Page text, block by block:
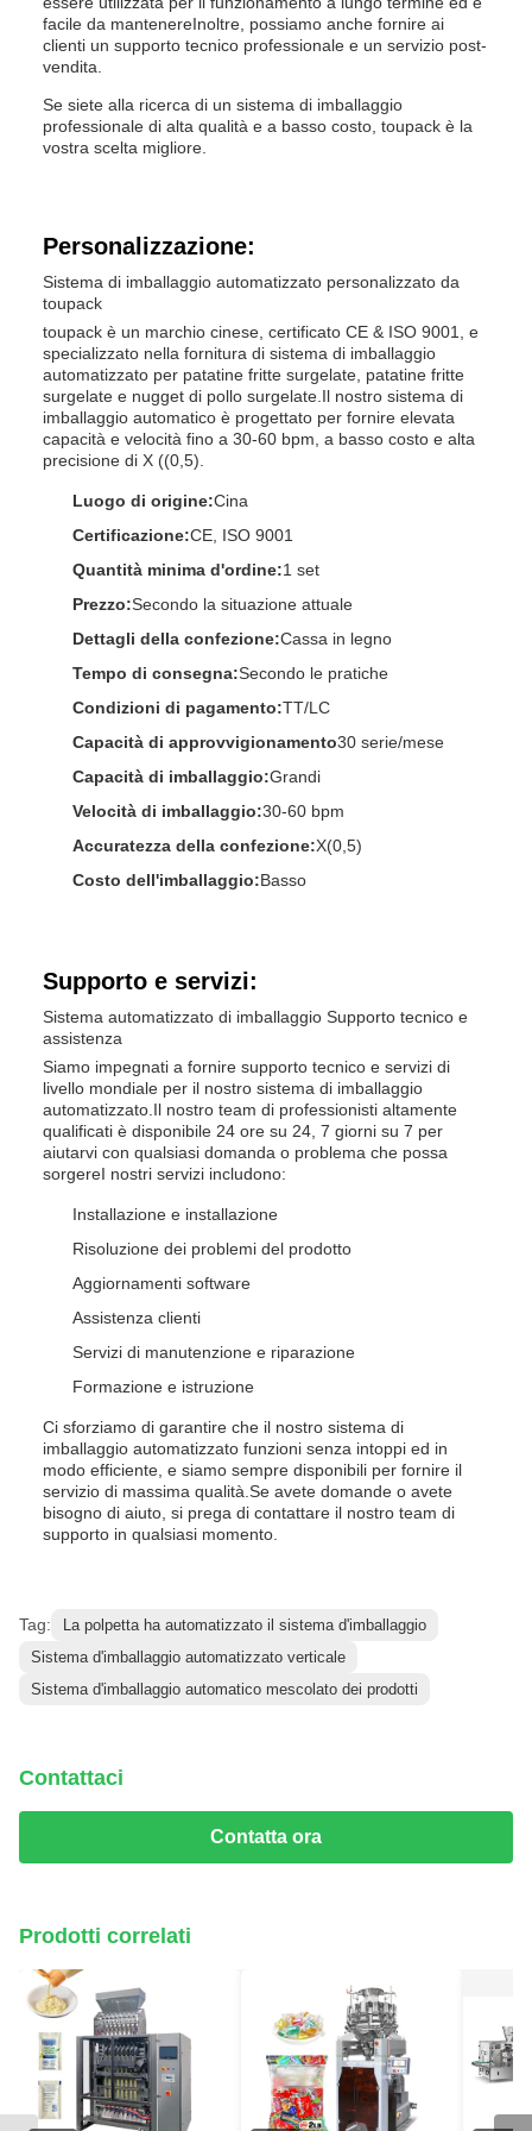
facile da mantenereInoltre, possiamo anche fornire ai
clienti un supporto tecnico professionale e un servizio post-
vendita.
Se siete alla ricerca di un sistema di imballaggio
professionale di alta qualità e a basso costo, toupack è la
vostra scelta migliore.
Personalizzazione:
Sistema di imballaggio automatizzato personalizzato da
toupack
toupack è un marchio cinese, certificato CE & ISO 9001, e
specializzato nella fornitura di sistema di imballaggio
automatizzato per patatine fritte surgelate, patatine fritte
surgelate e nugget di pollo surgelate.Il nostro sistema di
imballaggio automatico è progettato per fornire elevata
capacità e velocità fino a 30-60 bpm, a basso costo e alta
precisione di X ((0,5).
Luogo di origine:Cina
Certificazione:CE, ISO 9001
Quantità minima d'ordine:1 set
Prezzo:Secondo la situazione attuale
Dettagli della confezione:Cassa in legno
Tempo di consegna:Secondo le pratiche
Condizioni di pagamento:TT/LC
Capacità di approvvigionamento30 serie/mese
Capacità di imballaggio:Grandi
Velocità di imballaggio:30-60 bpm
Accuratezza della confezione:X(0,5)
Costo dell'imballaggio:Basso
Supporto e servizi:
Sistema automatizzato di imballaggio Supporto tecnico e
assistenza
Siamo impegnati a fornire supporto tecnico e servizi di
livello mondiale per il nostro sistema di imballaggio
automatizzato.Il nostro team di professionisti altamente
qualificati è disponibile 24 ore su 24, 7 giorni su 7 per
aiutarvi con qualsiasi domanda o problema che possa
sorgereI nostri servizi includono:
Installazione e installazione
Risoluzione dei problemi del prodotto
Aggiornamenti software
Assistenza clienti
Servizi di manutenzione e riparazione
Formazione e istruzione
Ci sforziamo di garantire che il nostro sistema di
imballaggio automatizzato funzioni senza intoppi ed in
modo efficiente, e siamo sempre disponibili per fornire il
servizio di massima qualità.Se avete domande o avete
bisogno di aiuto, si prega di contattare il nostro team di
supporto in qualsiasi momento.
Tag:
La polpetta ha automatizzato il sistema d'imballaggio
Sistema d'imballaggio automatizzato verticale
Sistema d'imballaggio automatico mescolato dei prodotti
Contattaci
Contatta ora
Prodotti correlati